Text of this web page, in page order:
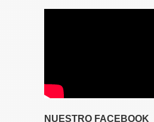
NUESTRO FACEBOOK